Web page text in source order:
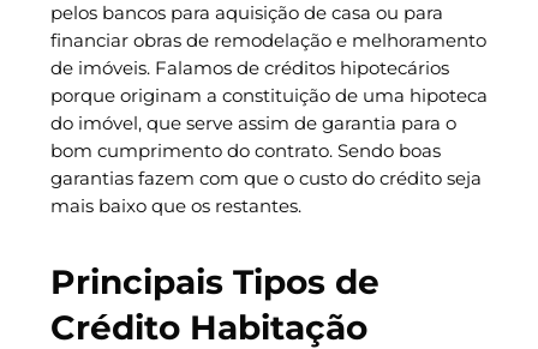
pelos bancos para aquisição de casa ou para
financiar obras de remodelação e melhoramento
de imóveis. Falamos de créditos hipotecários
porque originam a constituição de uma hipoteca
do imóvel, que serve assim de garantia para o
bom cumprimento do contrato. Sendo boas
garantias fazem com que o custo do crédito seja
mais baixo que os restantes.
Principais Tipos de
Crédito Habitação